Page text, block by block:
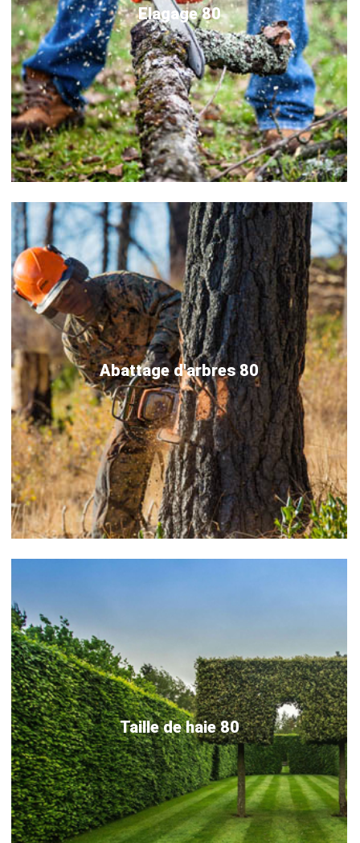
Elagage 80
Abattage d'arbres 80
Taille de haie 80